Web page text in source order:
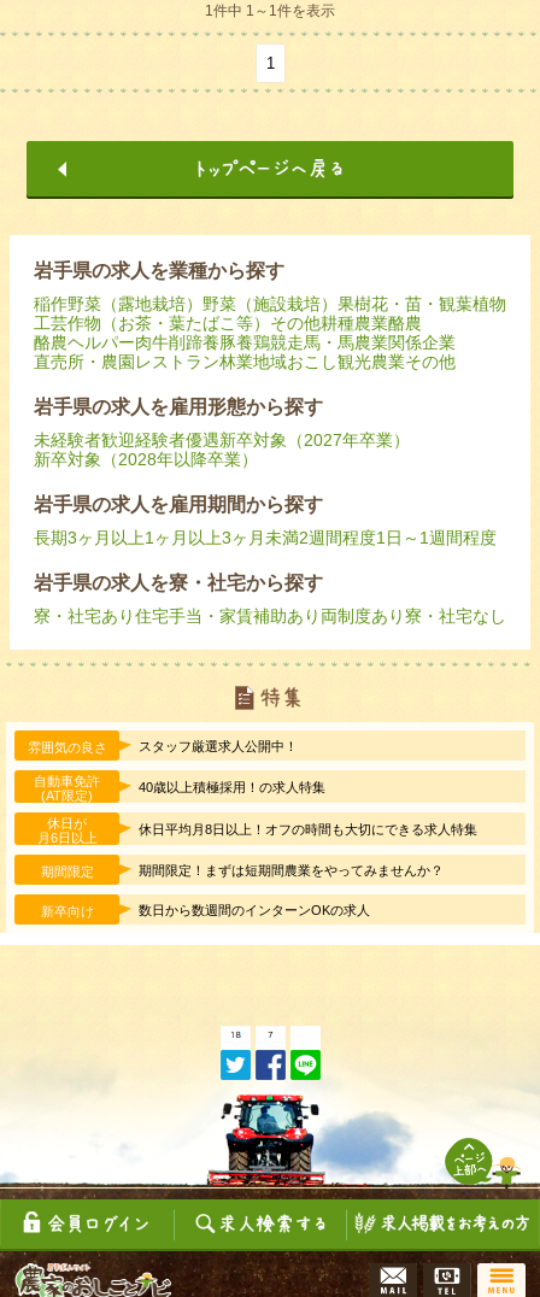
1件中 1～1件を表示
1
岩手県の求人を業種から探す
稲作野菜（露地栽培） 野菜（施設栽培） 果樹花・苗・観葉植物
工芸作物（お茶・葉たばこ等） その他耕種農業酪農
酪農ヘルパー肉牛削蹄養豚養鶏競走馬・馬農業関係企業
直売所・農園レストラン林業地域おこし観光農業その他
岩手県の求人を雇用形態から探す
未経験者歓迎経験者優遇新卒対象（2027年卒業）
新卒対象（2028年以降卒業）
岩手県の求人を雇用期間から探す
長期3ヶ月以上1ヶ月以上3ヶ月未満2週間程度1日～1週間程度
岩手県の求人を寮・社宅から探す
寮・社宅あり住宅手当・家賃補助あり 両制度あり寮・社宅なし
雰囲気の良さ スタッフ厳選求人公開中！
自動車免許
(AT限定)
40歳以上積極採用！の求人特集
休日が
月6日以上
休日平均月8日以上！オフの時間も大切にできる求人特集
期間限定 期間限定！まずは短期間農業をやってみませんか？
新卒向け 数日から数週間のインターンOKの求人